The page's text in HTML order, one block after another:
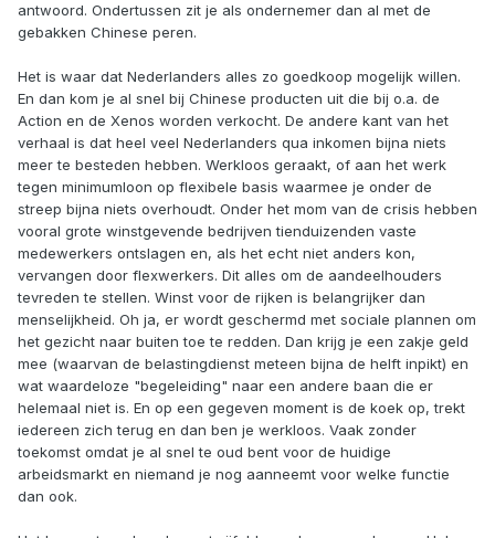
antwoord. Ondertussen zit je als ondernemer dan al met de
gebakken Chinese peren.
Het is waar dat Nederlanders alles zo goedkoop mogelijk willen.
En dan kom je al snel bij Chinese producten uit die bij o.a. de
Action en de Xenos worden verkocht. De andere kant van het
verhaal is dat heel veel Nederlanders qua inkomen bijna niets
meer te besteden hebben. Werkloos geraakt, of aan het werk
tegen minimumloon op flexibele basis waarmee je onder de
streep bijna niets overhoudt. Onder het mom van de crisis hebben
vooral grote winstgevende bedrijven tienduizenden vaste
medewerkers ontslagen en, als het echt niet anders kon,
vervangen door flexwerkers. Dit alles om de aandeelhouders
tevreden te stellen. Winst voor de rijken is belangrijker dan
menselijkheid. Oh ja, er wordt geschermd met sociale plannen om
het gezicht naar buiten toe te redden. Dan krijg je een zakje geld
mee (waarvan de belastingdienst meteen bijna de helft inpikt) en
wat waardeloze "begeleiding" naar een andere baan die er
helemaal niet is. En op een gegeven moment is de koek op, trekt
iedereen zich terug en dan ben je werkloos. Vaak zonder
toekomst omdat je al snel te oud bent voor de huidige
arbeidsmarkt en niemand je nog aanneemt voor welke functie
dan ook.